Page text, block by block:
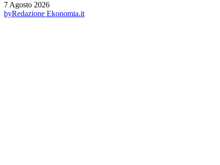
7 Agosto 2026
byRedazione Ekonomia.it